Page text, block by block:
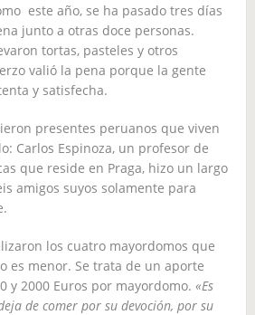
este año, se ha pasado tres días
junto a otras doce personas.
tortas, pasteles y otros
valió la pena porque la gente
y satisfecha.
presentes peruanos que viven
Carlos Espinoza, un profesor de
que reside en Praga, hizo un largo
amigos suyos solamente para
los cuatro mayordomos que
es menor. Se trata de un aporte
y 2000 Euros por mayordomo. «Es
de comer por su devoción, por su